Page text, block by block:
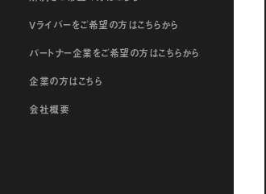
Vライバーをご希望の方はこちらから
パートナー企業をご希望の方はこちらから
企業の方はこちら
会社概要